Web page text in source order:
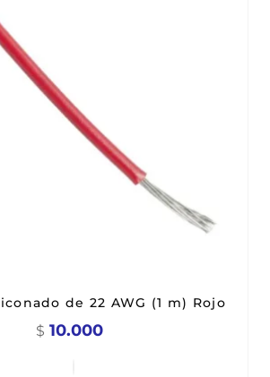
de 22 AWG (1 m) Rojo
$ 10.000